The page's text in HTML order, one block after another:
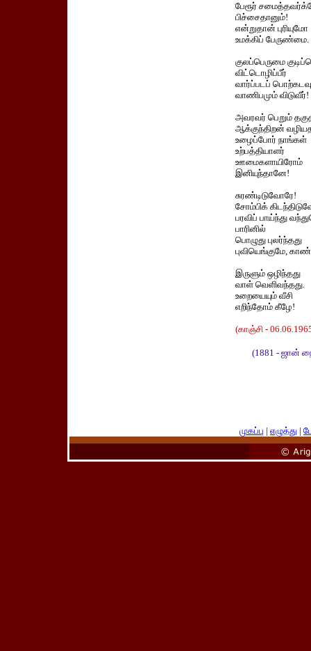
பேரூர்
பிச்சைதானும்!
என்றுதான் புரியுமோ
உமக்கிப் பேருண்மை.
குலப்பெருமை
விட்டொழிப்பீர்
வார்ப்படப்
வாணிபமும் விடுவீர்!
அவரவர் பெறும்
ஆக்குந்திறன்
உழைப்போர் நாங்கள்
உற்பத்தியாளர்
ஊமைகளாயிரோம்
இனியுந்தானே!
சுரண்டிடுவோரே!
சோம்பிக்
பரவிப் பாய்ந்து
பாரினில்
பொழுது புலர்ந்தது
புவியெங்குமே,
இருளும் ஒழிந்தது
வாள் வெளிவந்தது.
உறையையும் வீசி
எறிந்தோம் கீழே!
(காஞ்சி -
(1881 - ஜான்
முகப்பு | எழுத்து |